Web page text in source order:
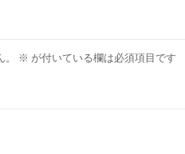
※ が付いている欄は必須項目です